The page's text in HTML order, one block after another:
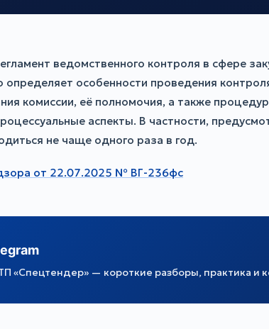
ведомственного контроля в сфере
определяет особенности проведения
комиссии, её полномочия, а также
аспекты. В частности,
не чаще одного раза в год.
от 22.07.2025 № ВГ-236фс
«Спецтендер» — короткие разборы, практика и